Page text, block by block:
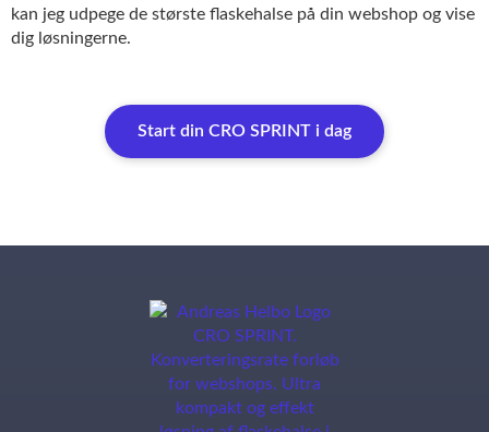
kan jeg udpege de største flaskehalse på din webshop og vise
dig løsningerne.
Start din CRO SPRINT i dag